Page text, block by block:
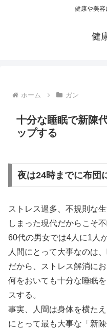
健康や美
健
ホーム ガン
十分な睡眠で新陳
ップする
夜は24時までに布団
ストレス過多、不規則な
しまった現代だからこそ
60代の男女では4人に1人
人間にとって大事なのは
だから、ストレス解消に
何をおいても十分な睡眠
スする。
事実、人間は身体を横た
にとって最も大事な「新